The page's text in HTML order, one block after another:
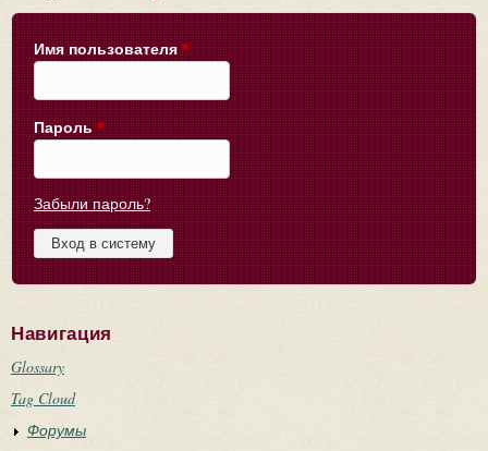
Имя пользователя *
Пароль *
Забыли пароль?
Навигация
Glossary
Tag Cloud
Форумы